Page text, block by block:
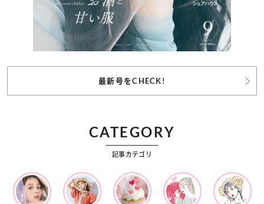
最新号をCHECK!
CATEGORY
記事カテゴリ